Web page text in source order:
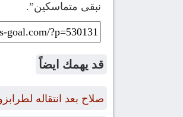
نبقى متماسكين”.
قد يهمك ايضاً
صلاح بعد انتقاله